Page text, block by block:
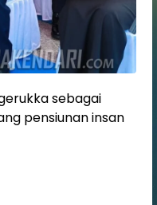
sebagai
pensiunan insan